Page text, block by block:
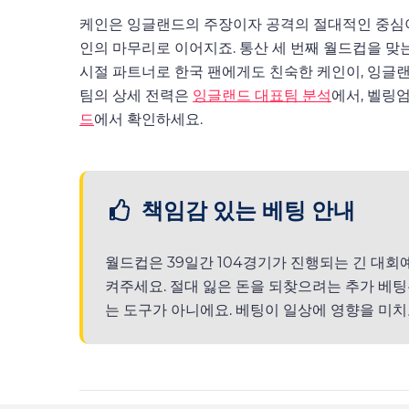
케인은 잉글랜드의 주장이자 공격의 절대적인 중
인의 마무리로 이어지죠. 통산 세 번째 월드컵을
시절 파트너로 한국 팬에게도 친숙한 케인이, 잉글
팀의 상세 전력은 잉글랜드 대표팀 분석에서, 벨링
드에서 확인하세요.
책임감 있는 베팅 안내
월드컵은 39일간 104경기가 진행되는 긴 대회
켜주세요. 절대 잃은 돈을 되찾으려는 추가 베
는 도구가 아니에요. 베팅이 일상에 영향을 미